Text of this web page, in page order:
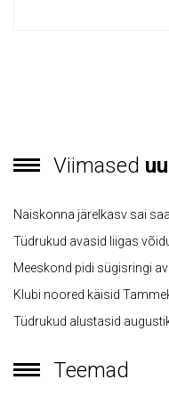
Viimased
Naiskonna järelkasv sai
Tüdrukud avasid liigas
Meeskond pidi sügisringi
Klubi noored käisid
Tüdrukud alustasid
Teemad